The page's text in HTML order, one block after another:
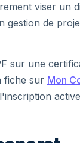
viser un
gestion de
sur une
fiche sur Mon